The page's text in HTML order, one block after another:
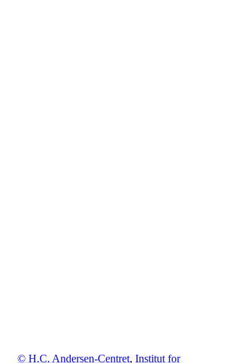
© H.C. Andersen-Centret, Institut for